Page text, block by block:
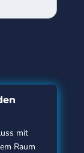
mit
Raum